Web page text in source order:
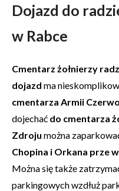
Dojazd do
w Rabce
Cmentarz żołnierzy
dojazd ma
cmentarza Armii
dojechać do cmentarza
Zdroju można
Chopina i Orkana prze
Można się także
parkingowych wzdłuż